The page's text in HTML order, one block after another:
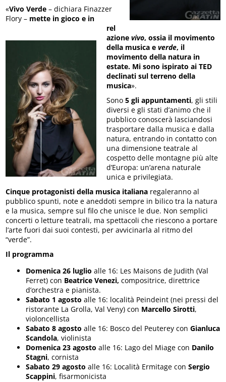
«Vivo Verde – dichiara Finazzer
Flory – mette in gioco e in
rel
azionevivo, ossia il movimento
della musica everde, il
movimento della natura in
estate. Mi sono ispirato ai TED
declinati sul terreno della
musica».
Sono5 gli appuntamenti, gli stili
diversi e gli stati d’animo che il
pubblico conoscerà lasciandosi
trasportare dalla musica e dalla
natura, entrando in contatto con
una dimensione teatrale al
cospetto delle montagne più alte
d’Europa: un’arena naturale
unica e privilegiata.
Cinque protagonisti della musica italiana regaleranno al
pubblico spunti, note e aneddoti sempre in bilico tra la natura
e la musica, sempre sul filo che unisce le due. Non semplici
concerti o letture teatrali, ma spettacoli che riescono a portare
l’arte fuori dai suoi contesti, per avvicinarla al ritmo del
“verde”.
Il programma
Domenica 26 luglio alle 16: Les Maisons de Judith (Val
Ferret) con Beatrice Venezi,compositrice, direttrice
d’orchestra e pianista.
Sabato 1 agosto alle 16: località Peindeint (nei pressi del
ristorante La Grolla, Val Veny) con Marcello Sirotti,
violoncellista
Sabato 8 agosto alle 16: Bosco del Peuterey con Gianluca
Scandola, violinista
Domenica 23 agostoalle 16: Lago del Miage con Danilo
Stagni, cornista
Sabato 29 agosto alle 16: Località Ermitage conSergio
Scappini, fisarmonicista